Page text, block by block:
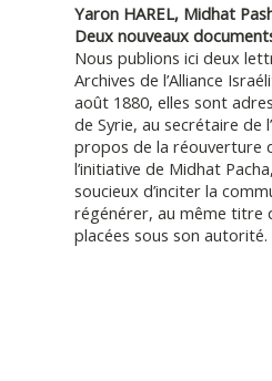
Yaron HAREL, Midhat
Deux nouveaux
Nous publions ici deux
Archives de l’Alliance
août 1880, elles sont
de Syrie, au secrétaire de
propos de la réouverture
l’initiative de Midhat
soucieux d’inciter la
régénérer, au même titre
placées sous son autorité.